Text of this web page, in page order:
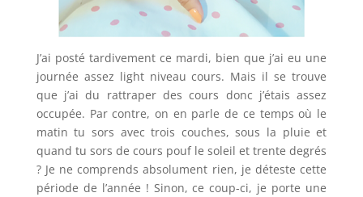
J’ai posté tardivement ce mardi, bien que j’ai eu une
journée assez light niveau cours. Mais il se trouve
que j’ai du rattraper des cours donc j’étais assez
occupée. Par contre, on en parle de ce temps où le
matin tu sors avec trois couches, sous la pluie et
quand tu sors de cours pouf le soleil et trente degrés
? Je ne comprends absolument rien, je déteste cette
période de l’année ! Sinon, ce coup-ci, je porte une